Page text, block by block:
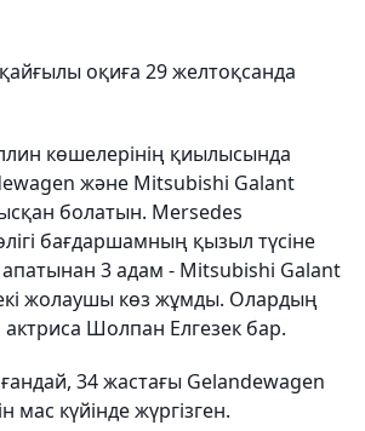
оқиға 29 желтоқсанда
көшелерінің қиылысында
және Mitsubishi Galant
болатын. Mersedes
бағдаршамның қызыл түсіне
апатынан 3 адам - Mitsubishi Galant
екі жолаушы көз жұмды. Олардың
актриса Шолпан Елгезек бар.
34 жастағы Gelаndеwagen
мас күйінде жүргізген.